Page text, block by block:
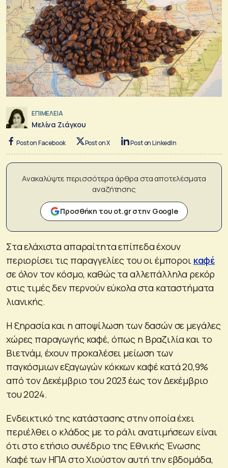
ΕΠΙΜΕΛΕΙΑ
Μελίνα Ζιάγκου
Post on Facebook Post on X Post on LinkedIn
Ανακαλύψτε περισσότερα άρθρα στα αποτελέσματα
αναζήτησης
Προσθήκη του ot.gr στην Google
Στα ελάχιστα απαραίτητα επίπεδα έχουν
περιορίσει τις παραγγελίες του οι έμποροι καφέ
σε όλον τον κόσμο, καθώς τα αλλεπάλληλα ρεκόρ
στις τιμές δεν περνούν εύκολα στα καταστήματα
λιανικής.
Η ξηρασία και η αποψίλωση των δασών σε μεγάλες
χώρες παραγωγής καφέ, όπως η Βραζιλία και το
Βιετνάμ, έχουν προκαλέσει μείωση των
παγκόσμιων εξαγωγών κόκκων καφέ κατά 20,9%
από τον Δεκέμβριο του 2023 έως τον Δεκέμβριο
του 2024.
Ενδεικτικό της κατάστασης στην οποία έχει
περιέλθει ο κλάδος με το ράλι ανατιμήσεων είναι
ότι στο ετήσιο συνέδριο της Εθνικής Ένωσης
Καφέ των ΗΠΑ στο Χιούστον αυτή την εβδομάδα,